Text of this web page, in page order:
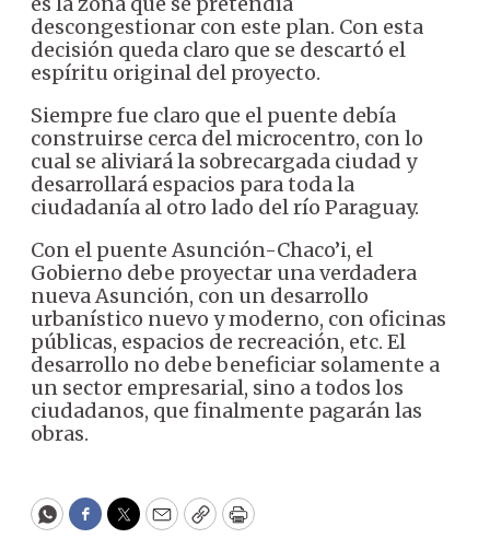
descongestionar con este plan. Con esta
decisión queda claro que se descartó el
espíritu original del proyecto.
Siempre fue claro que el puente debía
construirse cerca del microcentro, con lo
cual se aliviará la sobrecargada ciudad y
desarrollará espacios para toda la
ciudadanía al otro lado del río Paraguay.
Con el puente Asunción-Chaco’i, el
Gobierno debe proyectar una verdadera
nueva Asunción, con un desarrollo
urbanístico nuevo y moderno, con oficinas
públicas, espacios de recreación, etc. El
desarrollo no debe beneficiar solamente a
un sector empresarial, sino a todos los
ciudadanos, que finalmente pagarán las
obras.
WhatsApp
Facebook
Twitter
EmailCopyPrint